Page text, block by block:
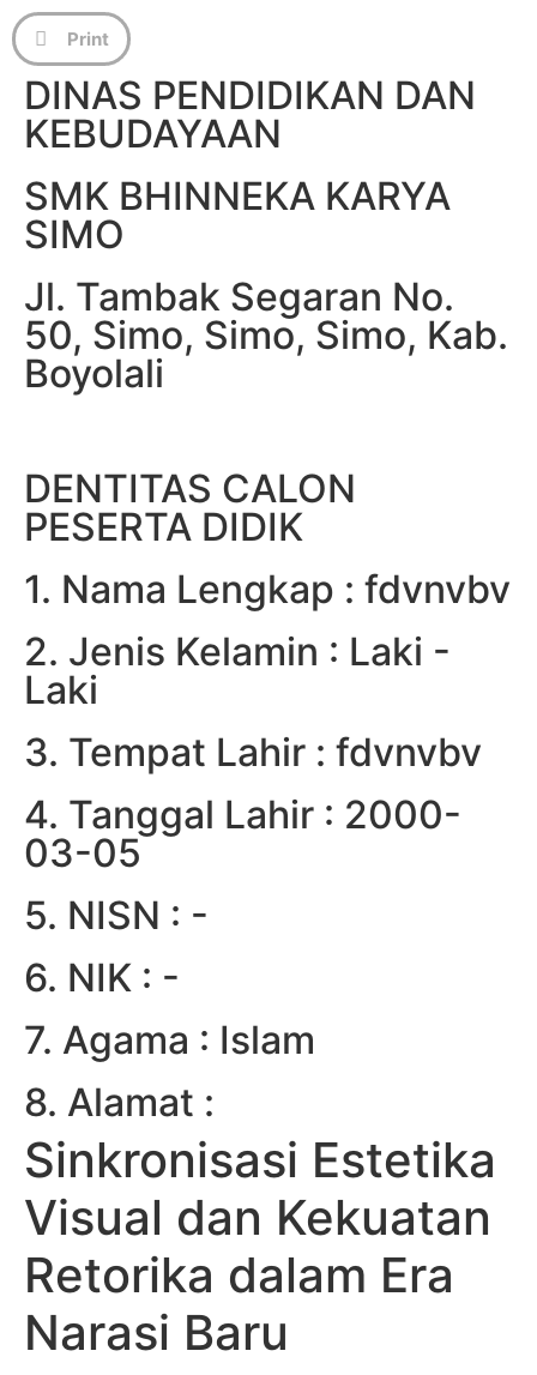
DINAS PENDIDIKAN DAN
KEBUDAYAAN
SMK BHINNEKA KARYA
SIMO
Jl. Tambak Segaran No.
50, Simo, Simo, Simo, Kab.
Boyolali
DENTITAS CALON
PESERTA DIDIK
1. Nama Lengkap : fdvnvbv
2. Jenis Kelamin : Laki -
Laki
3. Tempat Lahir : fdvnvbv
4. Tanggal Lahir : 2000-
03-05
5. NISN : -
6. NIK : -
7. Agama : Islam
8. Alamat :
Sinkronisasi Estetika
Visual dan Kekuatan
Retorika dalam Era
Narasi Baru
Print